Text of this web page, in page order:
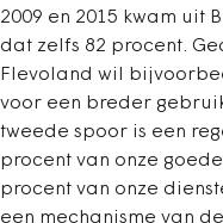
2009 en 2015 kwam uit
dat zelfs 82 procent.
Flevoland wil
voor een breder
tweede spoor is een
procent van onze
procent van onze
een mechanisme van